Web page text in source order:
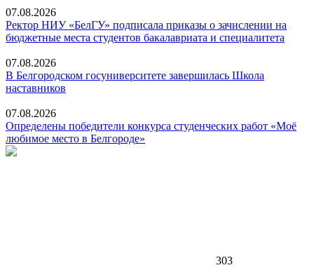
07.08.2026
Ректор НИУ «БелГУ» подписала приказы о зачислении на
бюджетные места студентов бакалавриата и специалитета
07.08.2026
В Белгородском госуниверситете завершилась Школа
наставников
07.08.2026
Определены победители конкурса студенческих работ «Моё
любимое место в Белгороде»
303